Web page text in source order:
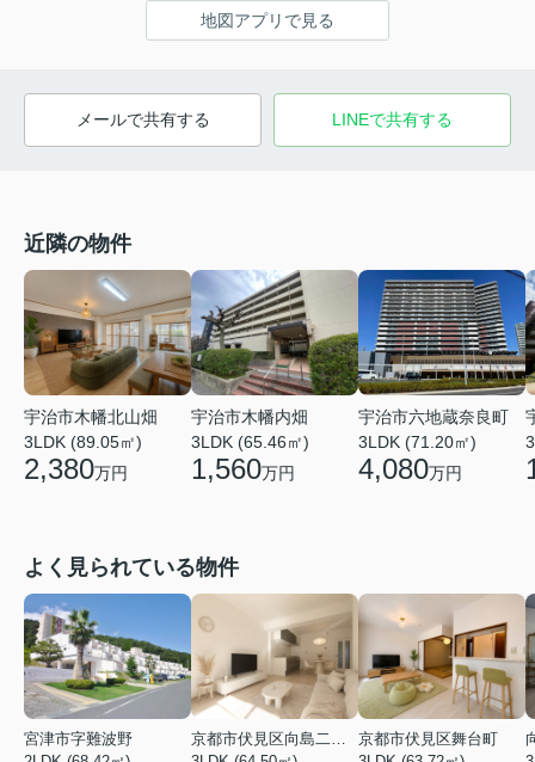
地図アプリで見る
メールで共有する LINEで共有する
近隣の物件
宇治市木幡北山畑
3LDK (89.05㎡)
2,380万円
宇治市木幡内畑
3LDK (65.46㎡)
1,560万円
宇治市六地蔵奈良町
3LDK (71.20㎡)
4,080万円
よく見られている物件
宮津市字難波野
京都市伏見区舞台町